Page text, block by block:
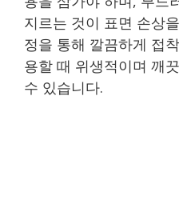
지르는 것이 표면 손상
정을 통해 깔끔하게 접
용할 때 위생적이며 깨
수 있습니다.